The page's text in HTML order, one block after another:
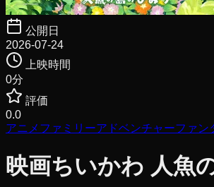
公開日
2026-07-24
上映時間
0分
評価
0.0
アニメ ファミリーアドベンチャーファン
映画ちいかわ 人魚